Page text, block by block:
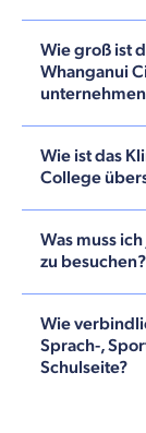
Wie groß ist
Whanganui
Wie ist das
College
Was muss
zu besuchen?
Wie
Sprach-,
Schulseite?